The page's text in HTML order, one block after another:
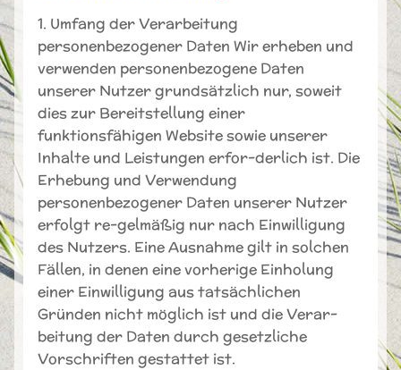
1. Umfang der Verarbeitung
personenbezogener Daten Wir erheben und
verwenden personenbezogene Daten
unserer Nutzer grundsätzlich nur, soweit
dies zur Bereitstellung einer
funktionsfähigen Website sowie unserer
Inhalte und Leistungen erfor-derlich ist. Die
Erhebung und Verwendung
personenbezogener Daten unserer Nutzer
erfolgt re-gelmäßig nur nach Einwilligung
des Nutzers. Eine Ausnahme gilt in solchen
Fällen, in denen eine vorherige Einholung
einer Einwilligung aus tatsächlichen
Gründen nicht möglich ist und die Verar-
beitung der Daten durch gesetzliche
Vorschriften gestattet ist.